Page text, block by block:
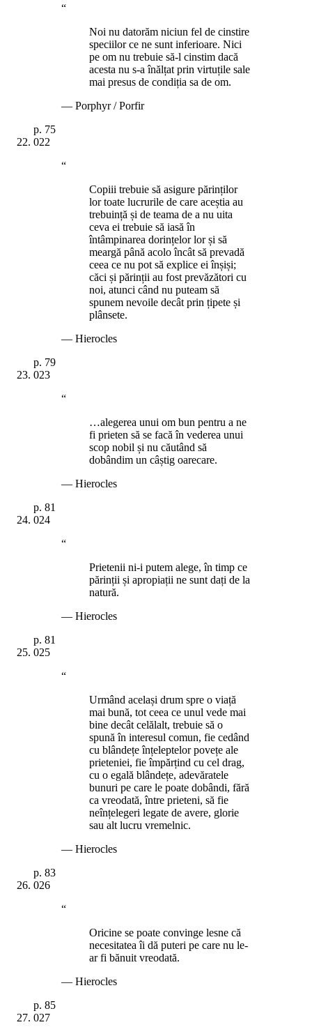
“
Noi nu datorăm niciun fel de cinstire
speciilor ce ne sunt inferioare. Nici
pe om nu trebuie să-l cinstim dacă
acesta nu s-a înălțat prin virtuțile sale
mai presus de condiția sa de om.
— Porphyr / Porfir
p. 75
022
“
Copiii trebuie să asigure părinților
lor toate lucrurile de care aceștia au
trebuință și de teama de a nu uita
ceva ei trebuie să iasă în
întâmpinarea dorințelor lor și să
meargă până acolo încât să prevadă
ceea ce nu pot să explice ei înșiși;
căci și părinții au fost prevăzători cu
noi, atunci când nu puteam să
spunem nevoile decât prin țipete și
plânsete.
— Hierocles
p. 79
023
“
…alegerea unui om bun pentru a ne
fi prieten să se facă în vederea unui
scop nobil și nu căutând să
dobândim un câștig oarecare.
— Hierocles
p. 81
024
“
Prietenii ni-i putem alege, în timp ce
părinții și apropiații ne sunt dați de la
natură.
— Hierocles
p. 81
025
“
Urmând același drum spre o viață
mai bună, tot ceea ce unul vede mai
bine decât celălalt, trebuie să o
spună în interesul comun, fie cedând
cu blândețe înțeleptelor povețe ale
prieteniei, fie împărțind cu cel drag,
cu o egală blândețe, adevăratele
bunuri pe care le poate dobândi, fără
ca vreodată, între prieteni, să fie
neînțelegeri legate de avere, glorie
sau alt lucru vremelnic.
— Hierocles
p. 83
026
“
Oricine se poate convinge lesne că
necesitatea îi dă puteri pe care nu le-
ar fi bănuit vreodată.
— Hierocles
p. 85
027